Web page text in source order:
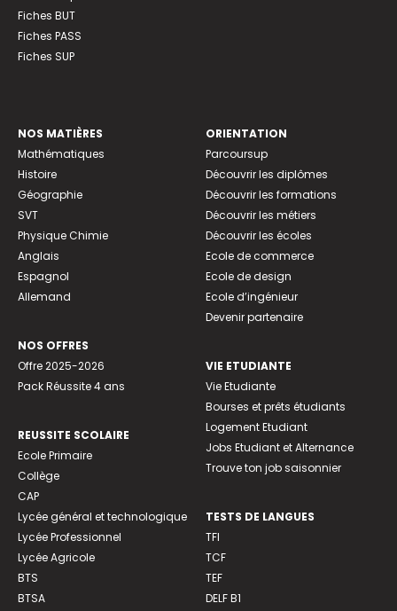
Fiches BUT
Fiches PASS
Fiches SUP
NOS MATIÈRES
Mathématiques
Histoire
Géographie
SVT
Physique Chimie
Anglais
Espagnol
Allemand
NOS OFFRES
Offre 2025-2026
Pack Réussite 4 ans
REUSSITE SCOLAIRE
Ecole Primaire
Collège
CAP
Lycée général et technologique
Lycée Professionnel
Lycée Agricole
BTS
BTSA
ORIENTATION
Parcoursup
Découvrir les diplômes
Découvrir les formations
Découvrir les métiers
Découvrir les écoles
Ecole de commerce
Ecole de design
Ecole d’ingénieur
Devenir partenaire
VIE ETUDIANTE
Vie Etudiante
Bourses et prêts étudiants
Logement Etudiant
Jobs Etudiant et Alternance
Trouve ton job saisonnier
TESTS DE LANGUES
TFI
TCF
TEF
DELF B1